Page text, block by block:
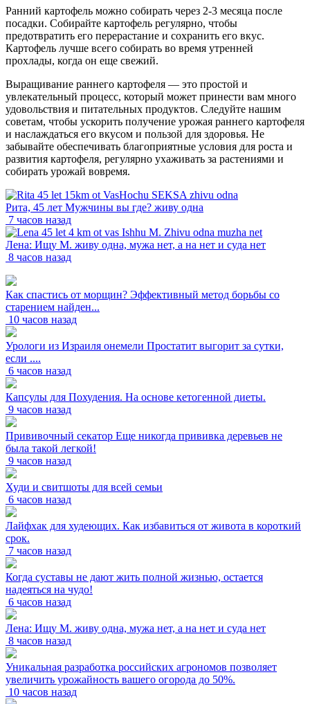
Ранний картофель можно собирать через 2-3 месяца после
посадки. Собирайте картофель регулярно, чтобы
предотвратить его перерастание и сохранить его вкус.
Картофель лучше всего собирать во время утренней
прохлады, когда он еще свежий.
Выращивание раннего картофеля — это простой и
увлекательный процесс, который может принести вам много
удовольствия и питательных продуктов. Следуйте нашим
советам, чтобы ускорить получение урожая раннего картофеля
и наслаждаться его вкусом и пользой для здоровья. Не
забывайте обеспечивать благоприятные условия для роста и
развития картофеля, регулярно ухаживать за растениями и
собирать урожай вовремя.
Рита, 45 лет Мужчины вы где? живу одна
7 часов назад
Лена: Ищу М. живу одна, мужа нет, а на нет и суда нет
8 часов назад
Как спастись от морщин? Эффективный метод борьбы со
старением найден...
10 часов назад
Урологи из Израиля онемели Простатит выгорит за сутки,
если ....
6 часов назад
Капсулы для Похудения. На основе кетогенной диеты.
9 часов назад
Прививочный секатор Еще никогда прививка деревьев не
была такой легкой!
9 часов назад
Худи и свитшоты для всей семьи
6 часов назад
Лайфхак для худеющих. Как избавиться от живота в короткий
срок.
7 часов назад
Когда суставы не дают жить полной жизнью, остается
надеяться на чудо!
6 часов назад
Лена: Ищу М. живу одна, мужа нет, а на нет и суда нет
8 часов назад
Уникальная разработка российских агрономов позволяет
увеличить урожайность вашего огорода до 50%.
10 часов назад